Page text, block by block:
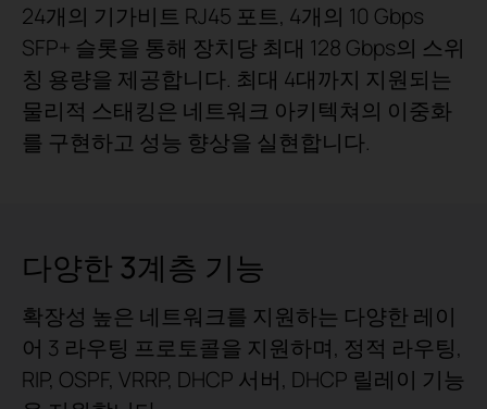
24개의 기가비트 RJ45 포트, 4개의 10 Gbps
SFP+ 슬롯을 통해 장치당 최대 128 Gbps의 스위
칭 용량을 제공합니다. 최대 4대까지 지원되는
물리적 스태킹은 네트워크 아키텍쳐의 이중화
를 구현하고 성능 향상을 실현합니다.
다양한 3계층 기능
확장성 높은 네트워크를 지원하는 다양한 레이
어 3 라우팅 프로토콜을 지원하며, 정적 라우팅,
RIP, OSPF, VRRP, DHCP 서버, DHCP 릴레이 기능